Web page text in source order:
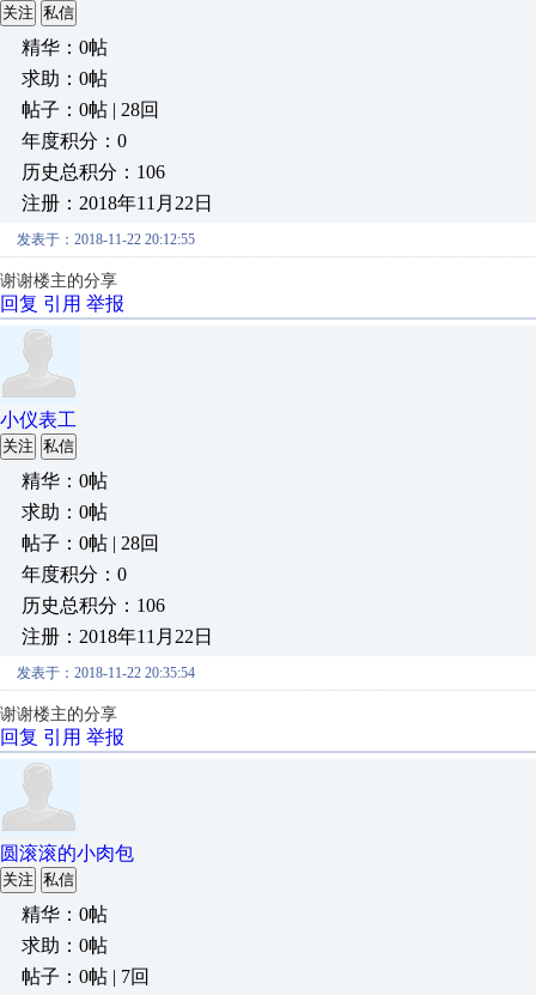
关注 私信
精华：0帖
求助：0帖
帖子：0帖 | 28回
年度积分：0
历史总积分：106
注册：2018年11月22日
发表于：2018-11-22 20:12:55
谢谢楼主的分享
回复 引用 举报
小仪表工
关注 私信
精华：0帖
求助：0帖
帖子：0帖 | 28回
年度积分：0
历史总积分：106
注册：2018年11月22日
发表于：2018-11-22 20:35:54
谢谢楼主的分享
回复 引用 举报
圆滚滚的小肉包
关注 私信
精华：0帖
求助：0帖
帖子：0帖 | 7回